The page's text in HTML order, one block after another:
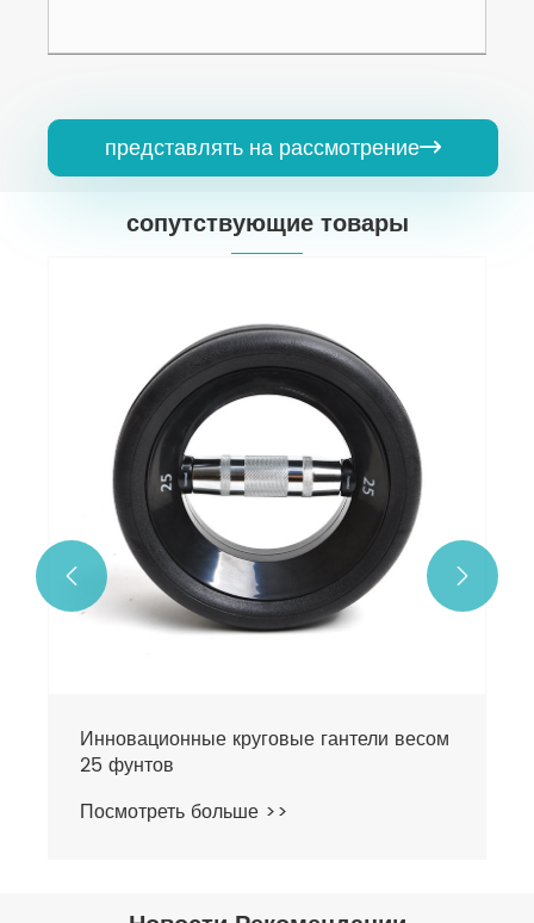
представлять на рассмотрение
сопутствующие товары
Инновационные круговые гантели весом
25 фунтов
Посмотреть больше >>
 